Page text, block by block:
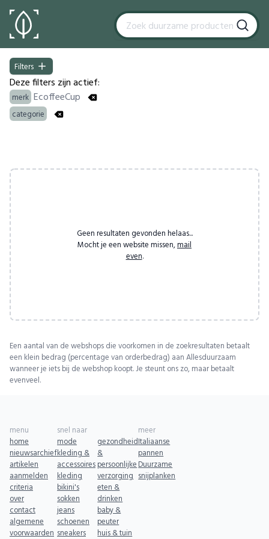
Filters
Filters
Deze filters zijn actief:
merk EcoffeeCup
categorie
Geen resultaten gevonden helaas...
Mocht je een website missen, mail
even.
Een aantal van de webshops die voorkomen in de zoekresultaten betaalt
een klein bedrag (percentage van orderbedrag) aan Allesduurzaam
wanneer je iets bij de webshop koopt. Je steunt ons zo, maar betaalt
evenveel.
menu
home
nieuwsarchief
artikelen
aanmelden
criteria
over
contact
algemene
voorwaarden
snel naar
mode
kleding &
accessoires
kleding
bikini's
sokken
jeans
schoenen
sneakers
gezondheid
&
persoonlijke
verzorging
eten &
drinken
baby &
peuter
huis & tuin
meer
Italiaanse
pannen
Duurzame
snijplanken